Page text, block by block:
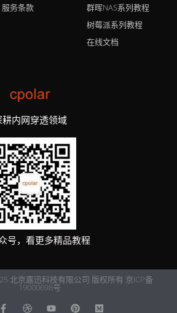
服务条款
群晖NAS系列教程
树莓派系列教程
在线文档
耕内网穿透领域
号，看更多精品教程
北京嘉迅科技有限公司 版权所有 京ICP备
19000698号